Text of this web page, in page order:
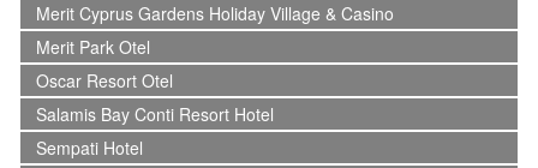
Merit Cyprus Gardens Holiday Village & Casino
Merit Park Otel
Oscar Resort Otel
Salamis Bay Conti Resort Hotel
Sempati Hotel